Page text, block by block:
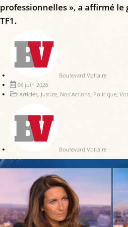
professionnelles », a affirmé le
TF1.
Boulevard Voltaire
06 juin 2026
Articles Justice Nos Actions Politique
Boulevard Voltaire